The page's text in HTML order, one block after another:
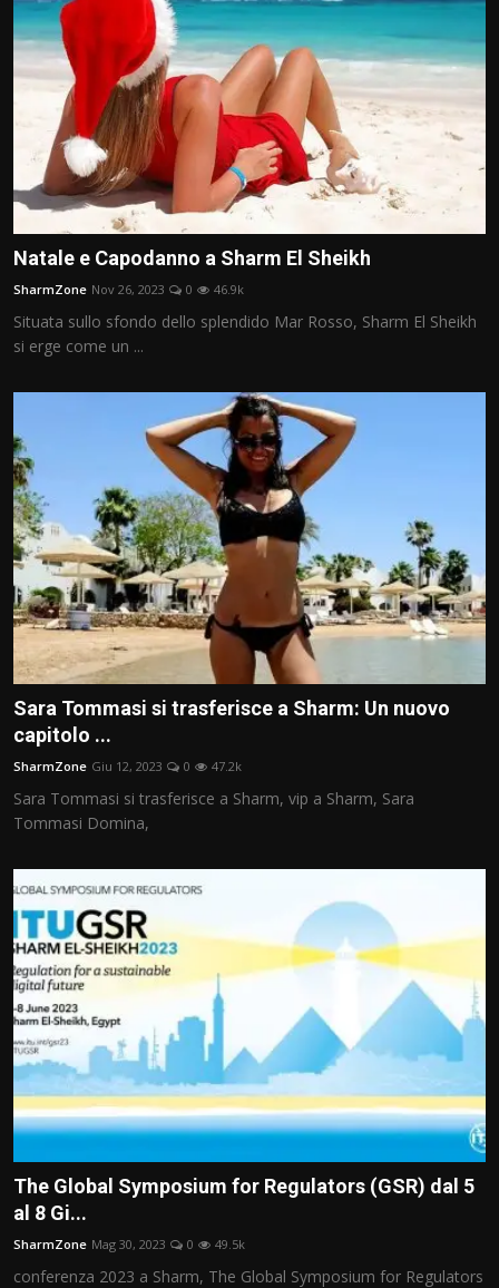
Natale e Capodanno a Sharm El Sheikh
SharmZone Nov 26, 2023 0 46.9k
Situata sullo sfondo dello splendido Mar Rosso, Sharm El Sheikh
si erge come un ...
Sara Tommasi si trasferisce a Sharm: Un nuovo
capitolo ...
SharmZone Giu 12, 2023 0 47.2k
Sara Tommasi si trasferisce a Sharm, vip a Sharm, Sara
Tommasi Domina,
The Global Symposium for Regulators (GSR) dal 5
al 8 Gi...
SharmZone Mag 30, 2023 0 49.5k
conferenza 2023 a Sharm, The Global Symposium for Regulators